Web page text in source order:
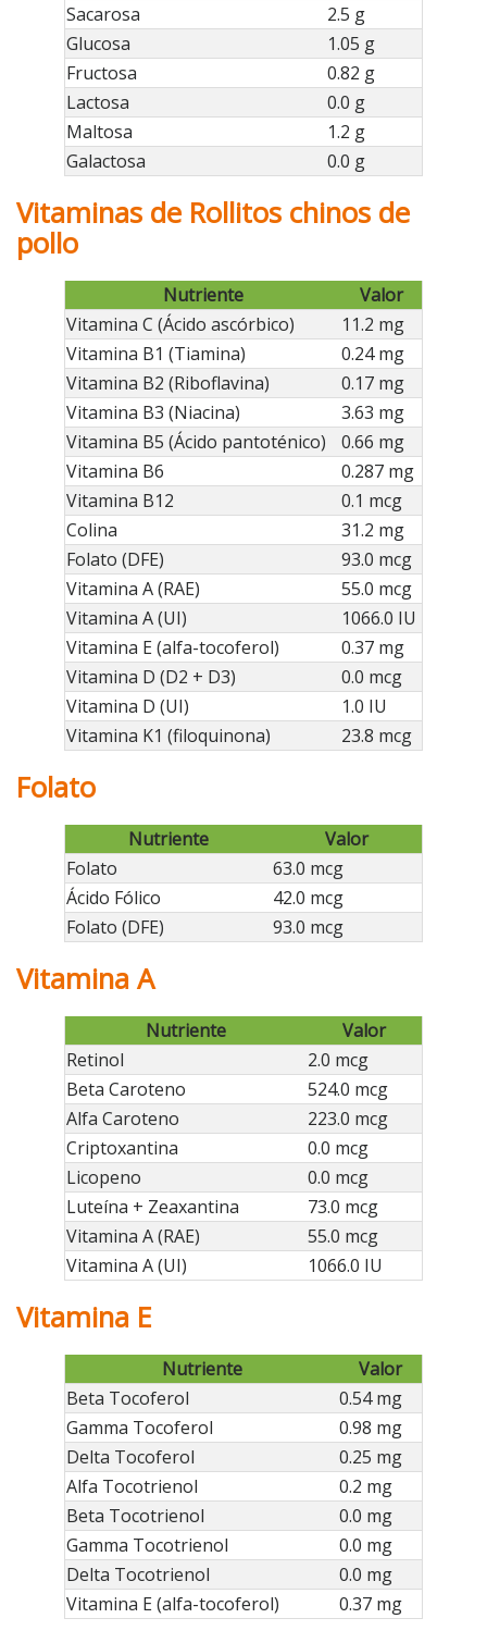
Sacarosa
2.5 g
Glucosa
1.05 g
Fructosa
0.82 g
Lactosa
0.0 g
Maltosa
1.2 g
Galactosa
0.0 g
Vitaminas de Rollitos chinos de
pollo
Nutriente
Valor
Vitamina C (Ácido ascórbico)
11.2 mg
Vitamina B1 (Tiamina)
0.24 mg
Vitamina B2 (Riboflavina)
0.17 mg
Vitamina B3 (Niacina)
3.63 mg
Vitamina B5 (Ácido pantoténico)
0.66 mg
Vitamina B6
0.287 mg
Vitamina B12
0.1 mcg
Colina
31.2 mg
Folato (DFE)
93.0 mcg
Vitamina A (RAE)
55.0 mcg
Vitamina A (UI)
1066.0 IU
Vitamina E (alfa-tocoferol)
0.37 mg
Vitamina D (D2 + D3)
0.0 mcg
Vitamina D (UI)
1.0 IU
Vitamina K1 (filoquinona)
23.8 mcg
Folato
Nutriente
Valor
Folato
63.0 mcg
Ácido Fólico
42.0 mcg
Folato (DFE)
93.0 mcg
Vitamina A
Nutriente
Valor
Retinol
2.0 mcg
Beta Caroteno
524.0 mcg
Alfa Caroteno
223.0 mcg
Criptoxantina
0.0 mcg
Licopeno
0.0 mcg
Luteína + Zeaxantina
73.0 mcg
Vitamina A (RAE)
55.0 mcg
Vitamina A (UI)
1066.0 IU
Vitamina E
Nutriente
Valor
Beta Tocoferol
0.54 mg
Gamma Tocoferol
0.98 mg
Delta Tocoferol
0.25 mg
Alfa Tocotrienol
0.2 mg
Beta Tocotrienol
0.0 mg
Gamma Tocotrienol
0.0 mg
Delta Tocotrienol
0.0 mg
Vitamina E (alfa-tocoferol)
0.37 mg